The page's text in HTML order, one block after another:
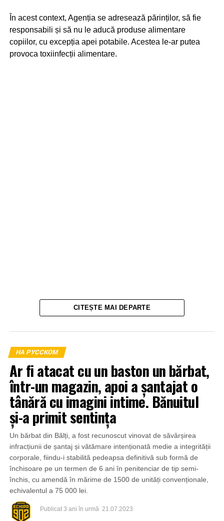
În acest context, Agenția se adresează părinților, să fie
responsabili și să nu le aducă produse alimentare
copiilor, cu excepția apei potabile. Acestea le-ar putea
provoca toxiinfecții alimentare.
CITEȘTE MAI DEPARTE
НА РУССКОМ
Ar fi atacat cu un baston un bărbat,
într-un magazin, apoi a șantajat o
tânără cu imagini intime. Bănuitul
și-a primit sentința
Un bărbat din Bălți, a fost recunoscut vinovat de săvârșirea
infracțiunii de șantaj și vătămare intenționată medie a integrității
corporale, fiindu-i stabilită pedeapsa definitivă sub formă de
închisoare pe un termen de 6 ani în penitenciar de tip semi-
închis, cu amendă în mărime de 1500 de unități convenționale,
echivalentul a 75 000 lei.
Publicat 3 ani în urmă 21.07.2023